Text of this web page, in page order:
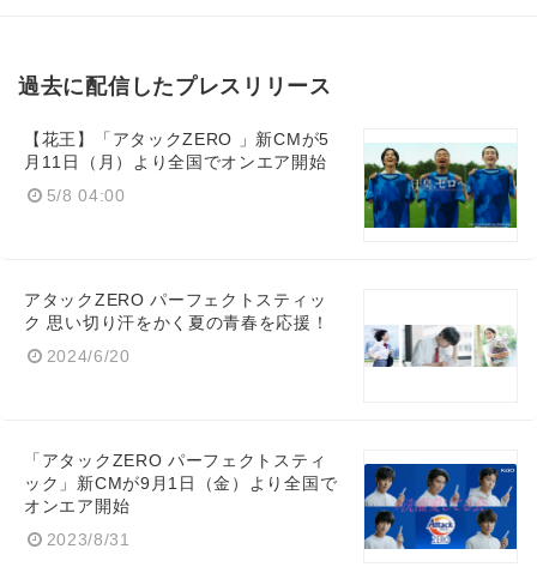
過去に配信したプレスリリース
【花王】「アタックZERO 」新CMが5
月11日（月）より全国でオンエア開始
5/8 04:00
アタックZERO パーフェクトスティッ
ク 思い切り汗をかく夏の青春を応援！
2024/6/20
「アタックZERO パーフェクトスティ
ック」新CMが9月1日（金）より全国で
オンエア開始
2023/8/31